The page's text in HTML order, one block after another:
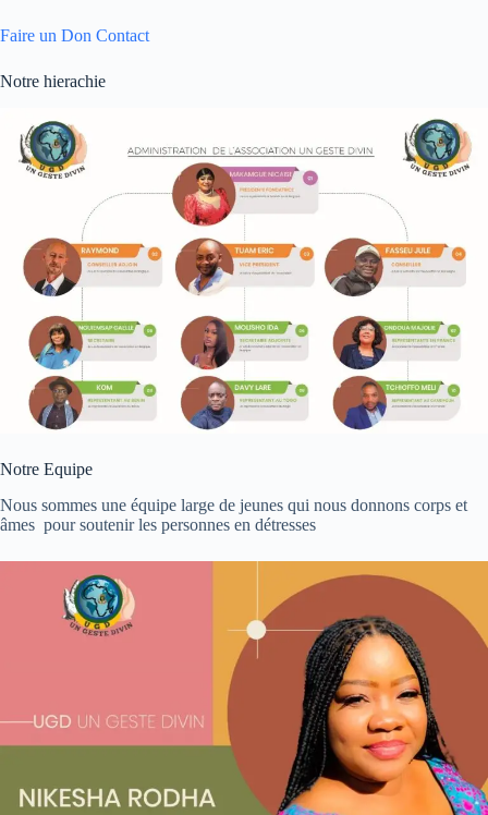
Faire un Don Contact
Notre hierachie
Notre Equipe
Nous sommes une équipe large de jeunes qui nous donnons corps et
âmes pour soutenir les personnes en détresses